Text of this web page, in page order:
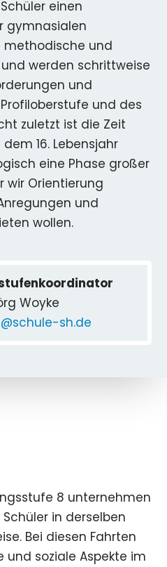
einen
gymnasialen
methodische und
werden schrittweise
und
und des
zuletzt ist die Zeit
16. Lebensjahr
eine Phase großer
wir Orientierung
und
wollen.
Woyke
sh.de
8 unternehmen
in derselben
Bei diesen Fahrten
soziale Aspekte im